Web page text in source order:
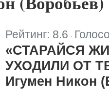
Рейтинг: 8.6
«СТАРАЙСЯ
УХОДИЛИ ОТ
Игумен Никон